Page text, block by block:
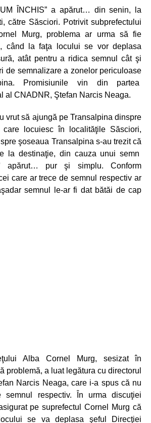
ÎNCHIS” a apărut… din senin, la
către Săsciori. Potrivit subprefectului
Murg, problema ar urma să fie
când la faţa locului se vor deplasa
atât pentru a ridica semnul cât şi
de semnalizare a zonelor periculoase
Promisiunile vin din partea
al CNADNR, Ştefan Narcis Neaga.
vrut să ajungă pe Transalpina dinspre
locuiesc în localităţile Săsciori,
şoseaua Transalpina s-au trezit că
la destinaţie, din cauza unui semn
apărut… pur şi simplu. Conform
care ar trece de semnul respectiv ar
semnul le-ar fi dat bătăi de cap
Alba Cornel Murg, sesizat în
problemă, a luat legătura cu directorul
Narcis Neaga, care i-a spus că nu
semnul respectiv. În urma discuţiei
pe suprefectul Cornel Murg că
se va deplasa şeful Direcţiei